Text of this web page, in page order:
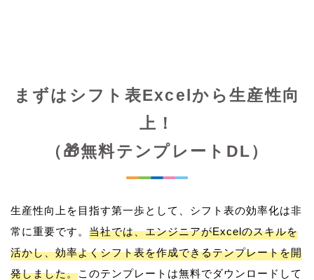
まずはシフト表Excelから生産性向
上！
（🎁無料テンプレートDL）
生産性向上を目指す第一歩として、シフト表の効率化は非
常に重要です。 当社では、エンジニアがExcelのスキルを
活かし、効率よくシフト表を作成できるテンプレートを開
発しました。このテンプレートは無料でダウンロードして